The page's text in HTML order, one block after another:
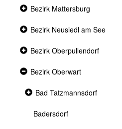
Collapsed
Bezirk Mattersburg
Collapsed
Bezirk Neusiedl am See
Collapsed
Bezirk Oberpullendorf
Expanded
Bezirk Oberwart
Collapsed
Bad Tatzmannsdorf
Badersdorf